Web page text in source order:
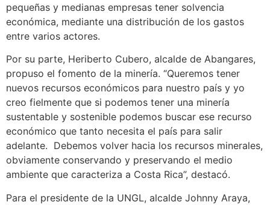
pequeñas y medianas empresas tener solvencia
económica, mediante una distribución de los gastos
entre varios actores.
Por su parte, Heriberto Cubero, alcalde de Abangares,
propuso el fomento de la minería. “Queremos tener
nuevos recursos económicos para nuestro país y yo
creo fielmente que si podemos tener una minería
sustentable y sostenible podemos buscar ese recurso
económico que tanto necesita el país para salir
adelante. Debemos volver hacia los recursos minerales,
obviamente conservando y preservando el medio
ambiente que caracteriza a Costa Rica”, destacó.
Para el presidente de la UNGL, alcalde Johnny Araya,